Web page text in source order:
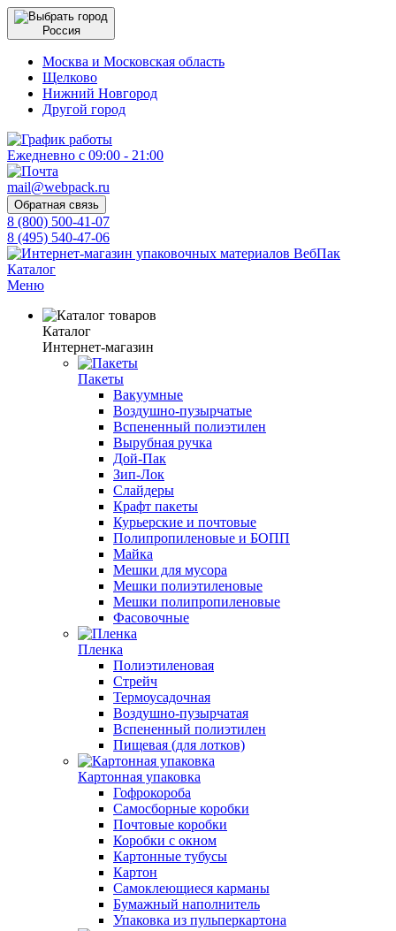
Россия
Москва и Московская область
Щелково
Нижний Новгород
Другой город
Ежедневно с 09:00 - 21:00
mail@webpack.ru
Обратная связь
8 (800) 500-41-07
8 (495) 540-47-06
Каталог
Меню
Каталог
Интернет-магазин
Пакеты
Вакуумные
Воздушно-пузырчатые
Вспененный полиэтилен
Вырубная ручка
Дой-Пак
Зип-Лок
Слайдеры
Крафт пакеты
Курьерские и почтовые
Полипропиленовые и БОПП
Майка
Мешки для мусора
Мешки полиэтиленовые
Мешки полипропиленовые
Фасовочные
Пленка
Полиэтиленовая
Стрейч
Термоусадочная
Воздушно-пузырчатая
Вспененный полиэтилен
Пищевая (для лотков)
Картонная упаковка
Гофрокороба
Самосборные коробки
Почтовые коробки
Коробки с окном
Картонные тубусы
Картон
Самоклеющиеся карманы
Бумажный наполнитель
Упаковка из пульперкартона